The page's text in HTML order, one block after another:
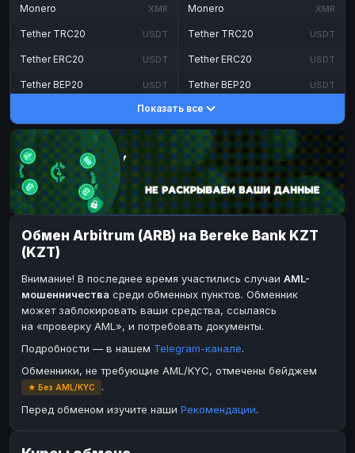
Monero XMR
Tether TRC20 USDT
Tether ERC20 USDT
Tether BEP20 USDT
DASH
Toncoin TON
Dogecoin DOGE
TRX TRON
Bitcoin Cash BCH
BinanceCoin BEP20
Ether Classic
SOL
Ripple XRP
Monero XMR
Tether TRC20 USDT
Tether ERC20 USDT
Tether BEP20 USDT
DASH
Toncoin TON
Dogecoin DOGE
TRX TRON
Bitcoin Cash BCH
BinanceCoin BEP20
Ripple
Paxum USD
Perfect Money
Payoneer USD
Paxum
Payoneer
Показать все
Обмен Arbitrum (ARB) на Bereke Bank KZT
(KZT)
Внимание! В последнее время участились случаи AML-
мошенничества среди обменных пунктов. Обменник
может заблокировать ваши средства, ссылаясь
на «проверку AML», и потребовать документы.
Подробности — в нашем Telegram-канале.
Обменники, не требующие AML/KYC, отмечены бейджем
★ Без AML/KYC
.
Перед обменом изучите наши Рекомендации.